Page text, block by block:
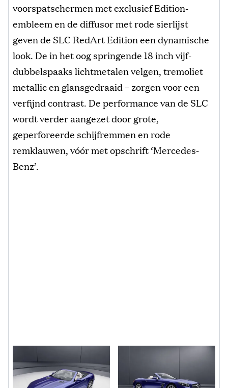
voorspatschermen met exclusief Edition-
embleem en de diffusor met rode sierlijst
geven de SLC RedArt Edition een dynamische
look. De in het oog springende 18 inch vijf-
dubbelspaaks lichtmetalen velgen, tremoliet
metallic en glansgedraaid – zorgen voor een
verfijnd contrast. De performance van de SLC
wordt verder aangezet door grote,
geperforeerde schijfremmen en rode
remklauwen, vóór met opschrift ‘Mercedes-
Benz’.